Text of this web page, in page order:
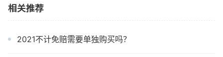
相关推荐
2021不计免赔需要单独购买吗？